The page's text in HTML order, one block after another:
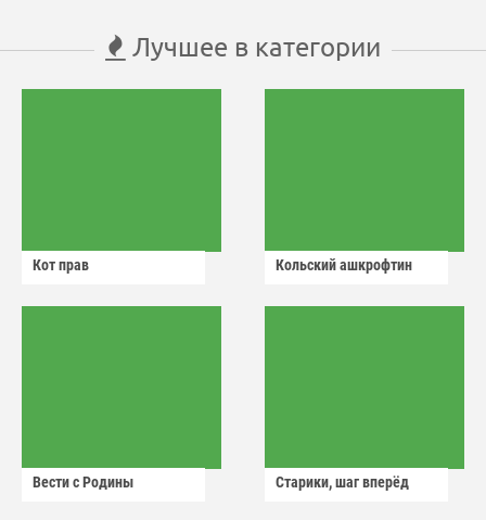
Лучшее в категории
Кот прав Кольский ашкрофтин
Вести с Родины Старики, шаг вперёд